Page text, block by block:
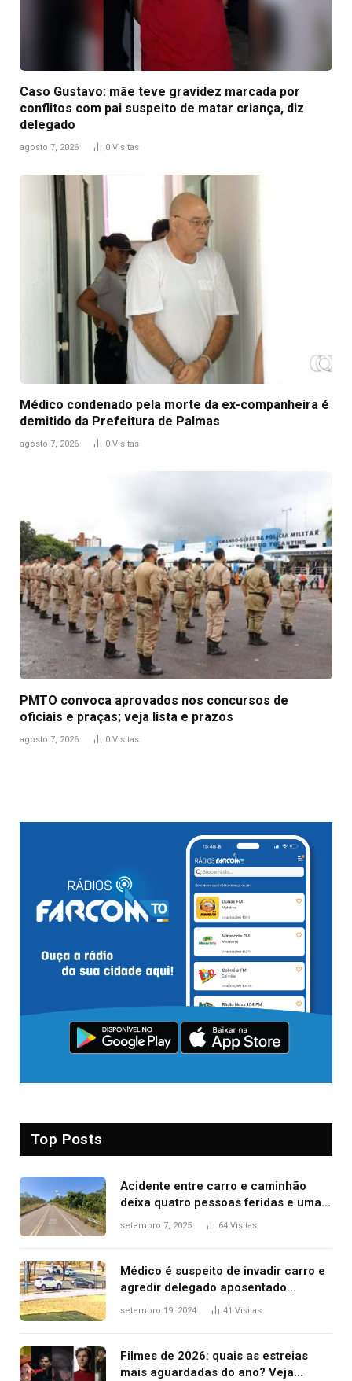
Caso Gustavo: mãe teve gravidez marcada por
conflitos com pai suspeito de matar criança, diz
delegado
agosto 7, 2026 0 Visitas
Médico condenado pela morte da ex-companheira é
demitido da Prefeitura de Palmas
agosto 7, 2026 0 Visitas
PMTO convoca aprovados nos concursos de
oficiais e praças; veja lista e prazos
agosto 7, 2026 0 Visitas
Top Posts
Acidente entre carro e caminhão
deixa quatro pessoas feridas e uma
mulher morta na TO-070
setembro 7, 2025 64 Visitas
Médico é suspeito de invadir carro e
agredir delegado aposentado
durante confusão no trânsito
setembro 19, 2024 41 Visitas
Filmes de 2026: quais as estreias
mais aguardadas do ano? Veja